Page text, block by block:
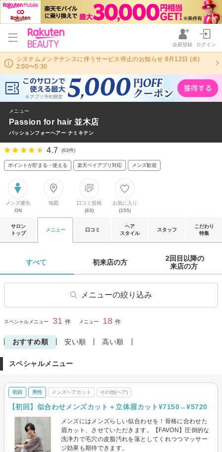
会員登録 ログイン
システムメンテナンスに伴うサービス停止のお知らせ 8月12日 (水)
2:00〜5:30
メニュー
Passion for hair 並木店
パッションフォーヘアー ナミキテン
4.7 (63件)
ポイントが貯まる・使える 楽天ペイアプリ対応 メンズ歓迎
メンズ優先
ON
地図
口コミ投稿
(63)
お気に入り
(155)
サロン
トップ
メニュー 口コミ
ヘア
スタイル
スタッフ
こだわり
特集
すべて 初来店の方
2回目以降の
来店の方
メニューの絞り込み
ヘアカット
パーマ
ストレートパーマ
メンズヘアカット
閉じる
スペシャルメニュー 31 件 メニュー 18 件
おすすめ順 安い順 高い順
スペシャルメニュー
初回 男性 メンズヘアカット その他(ヘア)
【初回】似合わせメンズカット＋立体眉カット¥7150→¥5720
メンズにはメンズらしい似合わせを！骨格に合わせた
眉カット、させていただきます。【FAVON】圧倒的な
洗浄力で毛穴の皮脂汚れを落としてくれつつマッサー
ジ効果も期待できます。